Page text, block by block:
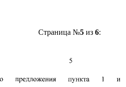
Страница №5из 6: